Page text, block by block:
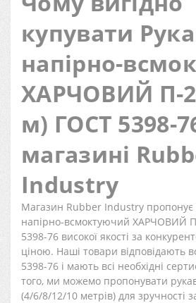
купувати
напірно-
ХАРЧОВИЙ П-
м) ГОСТ 5398-
магазині
Industry
Магазин Rubber Industry пропонує
напірно-всмоктуючий ХАРЧОВИЙ
5398-76 високої якості за
ціною. Наші товари відповідають
5398-76 і мають всі необхідні
того, ми можемо пропонувати
(4/6/8/12/10 метрів) для зручності